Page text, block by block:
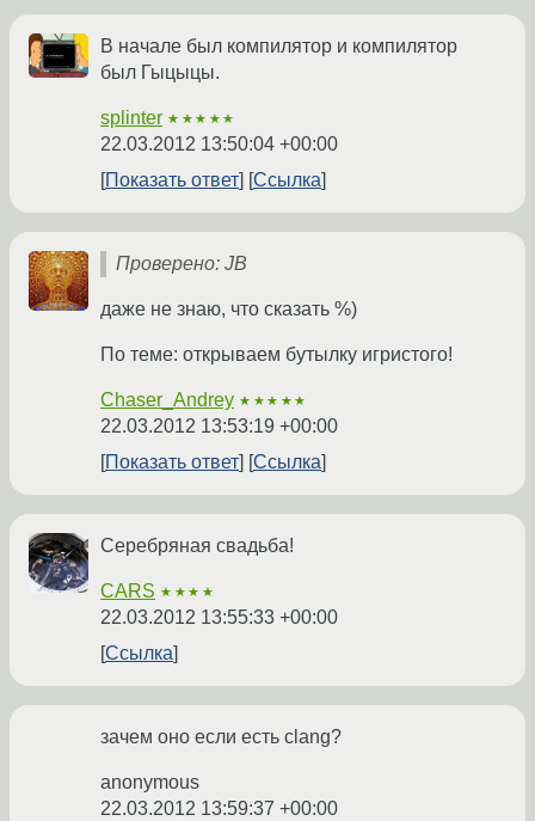
В начале был компилятор и компилятор
был Гыцыцы.
splinter ★★★★★
22.03.2012 13:50:04 +00:00
Показать ответ
Ссылка
Проверено: JB
даже не знаю, что сказать %)
По теме: открываем бутылку игристого!
Chaser_Andrey ★★★★★
22.03.2012 13:53:19 +00:00
Показать ответ
Ссылка
Серебряная свадьба!
CARS ★★★★
22.03.2012 13:55:33 +00:00
Ссылка
зачем оно если есть clang?
anonymous
22.03.2012 13:59:37 +00:00